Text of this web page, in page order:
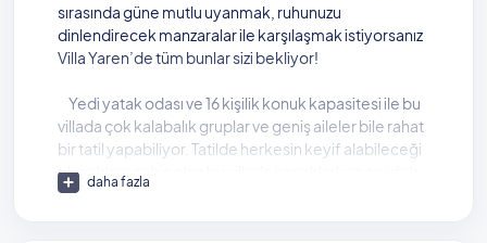
sırasında güne mutlu uyanmak, ruhunuzu
dinlendirecek manzaralar ile karşılaşmak istiyorsanız
Villa Yaren’de tüm bunlar sizi bekliyor!
Yedi yatak odası ve 16 kişilik konuk kapasitesi ile bu
villada çok kalabalık gruplar ve geniş aileler bile rahat
bir tatil yapabiliyor. Tatilde herkesin keyif alabileceği
olanaklara sahip olan bu villada konaklarken en ufak
bir strese bile yer olmayacak.
daha fazla